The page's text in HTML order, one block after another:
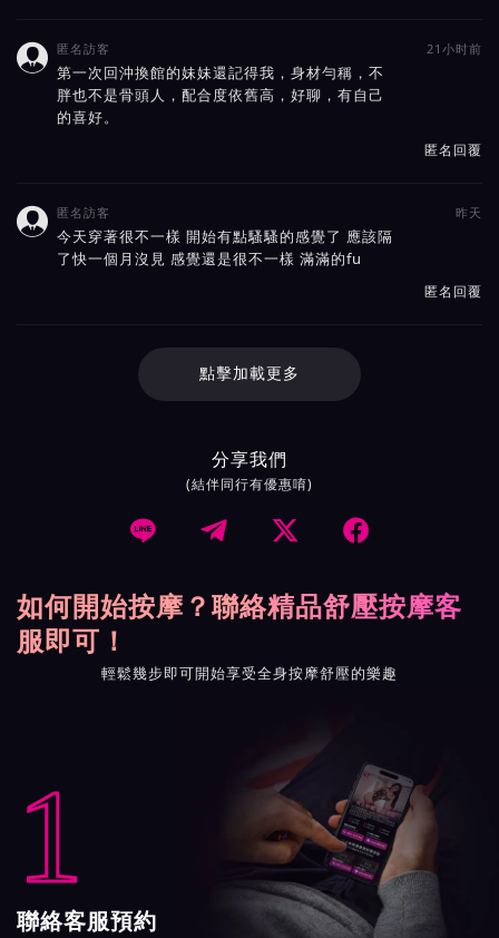
 匿名訪客 21小时前
第一次回沖換館的妹妹還記得我，身材勻稱，不
胖也不是骨頭人，配合度依舊高，好聊，有自己
的喜好。
匿名回覆
 匿名訪客 昨天
今天穿著很不一樣 開始有點騷騷的感覺了 應該隔
了快一個月沒見 感覺還是很不一樣 滿滿的fu
匿名回覆
點擊加載更多
分享我們
(結伴同行有優惠唷)
   
如何開始按摩？聯絡精品舒壓按摩客
服即可！
輕鬆幾步即可開始享受全身按摩舒壓的樂趣
1
聯絡客服預約